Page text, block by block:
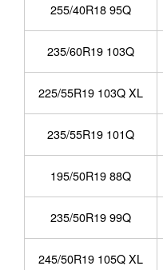
255/40R18 95Q
235/60R19 103Q
225/55R19 103Q XL
235/55R19 101Q
195/50R19 88Q
235/50R19 99Q
245/50R19 105Q XL